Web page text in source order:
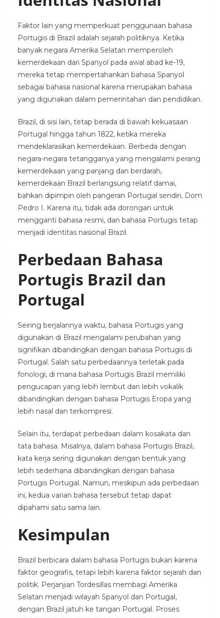
Faktor lain yang memperkuat penggunaan bahasa
Portugis di Brazil adalah sejarah politiknya. Ketika
banyak negara Amerika Selatan memperoleh
kemerdekaan dari Spanyol pada awal abad ke-19,
mereka tetap mempertahankan bahasa Spanyol
sebagai bahasa nasional karena merupakan bahasa
yang digunakan dalam pemerintahan dan pendidikan.
Brazil, di sisi lain, tetap berada di bawah kekuasaan
Portugal hingga tahun 1822, ketika mereka
mendeklarasikan kemerdekaan. Berbeda dengan
negara-negara tetangganya yang mengalami perang
kemerdekaan yang panjang dan berdarah,
kemerdekaan Brazil berlangsung relatif damai,
bahkan dipimpin oleh pangeran Portugal sendiri, Dom
Pedro I. Karena itu, tidak ada dorongan untuk
mengganti bahasa resmi, dan bahasa Portugis tetap
menjadi identitas nasional Brazil.
Perbedaan Bahasa
Portugis Brazil dan
Portugal
Seiring berjalannya waktu, bahasa Portugis yang
digunakan di Brazil mengalami perubahan yang
signifikan dibandingkan dengan bahasa Portugis di
Portugal. Salah satu perbedaannya terletak pada
fonologi, di mana bahasa Portugis Brazil memiliki
pengucapan yang lebih lembut dan lebih vokalik
dibandingkan dengan bahasa Portugis Eropa yang
lebih nasal dan terkompresi.
Selain itu, terdapat perbedaan dalam kosakata dan
tata bahasa. Misalnya, dalam bahasa Portugis Brazil,
kata kerja sering digunakan dengan bentuk yang
lebih sederhana dibandingkan dengan bahasa
Portugis Portugal. Namun, meskipun ada perbedaan
ini, kedua varian bahasa tersebut tetap dapat
dipahami satu sama lain.
Kesimpulan
Brazil berbicara dalam bahasa Portugis bukan karena
faktor geografis, tetapi lebih karena faktor sejarah dan
politik. Perjanjian Tordesillas membagi Amerika
Selatan menjadi wilayah Spanyol dan Portugal,
dengan Brazil jatuh ke tangan Portugal. Proses